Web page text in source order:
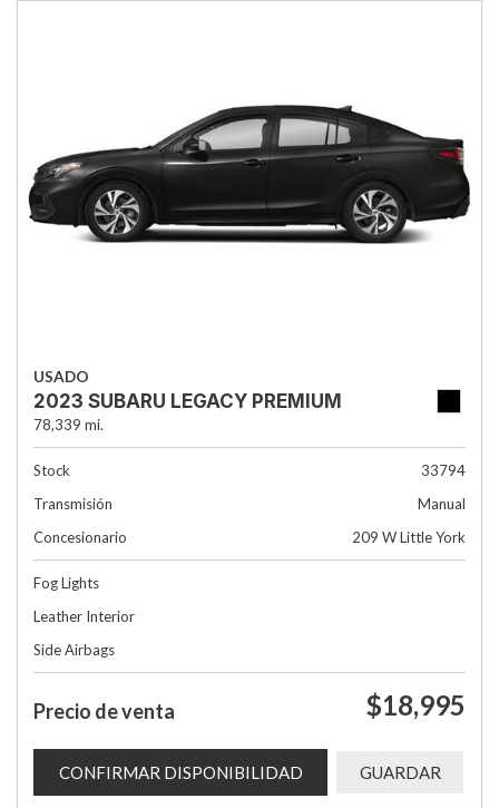
USADO
2023 SUBARU LEGACY PREMIUM
78,339 mi.
Stock
33794
Transmisión
Manual
Concesionario
209 W Little York
Fog Lights
Leather Interior
Side Airbags
Precio de venta $18,995
CONFIRMAR DISPONIBILIDAD GUARDAR